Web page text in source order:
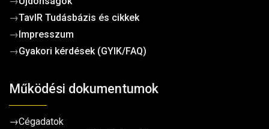
→TavIR Tudásbázis és cikkek
→Impresszum
→Gyakori kérdések (GYIK/FAQ)
Működési dokumentumok
→Cégadatok